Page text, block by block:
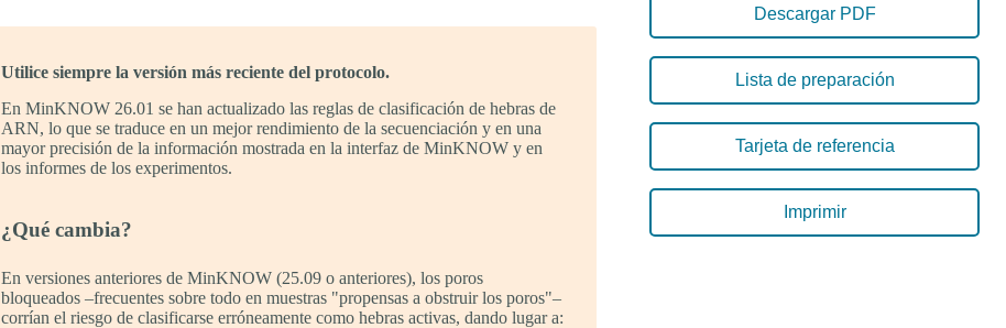
Utilice siempre la versión más reciente del protocolo.
En MinKNOW 26.01 se han actualizado las reglas de clasificación de hebras de
ARN, lo que se traduce en un mejor rendimiento de la secuenciación y en una
mayor precisión de la información mostrada en la interfaz de MinKNOW y en
los informes de los experimentos.
¿Qué cambia?
En versiones anteriores de MinKNOW (25.09 o anteriores), los poros
bloqueados –frecuentes sobre todo en muestras "propensas a obstruir los poros"–
corrían el riesgo de clasificarse erróneamente como hebras activas, dando lugar a:
Descargar PDF
Lista de preparación
Tarjeta de referencia
Imprimir